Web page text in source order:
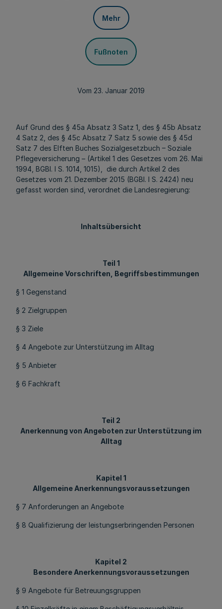
Mehr
Fußnoten
Vom 23. Januar 2019
Auf Grund des § 45a Absatz 3 Satz 1, des § 45b Absatz
4 Satz 2, des § 45c Absatz 7 Satz 5 sowie des § 45d
Satz 7 des Elften Buches Sozialgesetzbuch – Soziale
Pflegeversicherung – (Artikel 1 des Gesetzes vom 26. Mai
1994, BGBl. I S. 1014, 1015), die durch Artikel 2 des
Gesetzes vom 21. Dezember 2015 (BGBl. I S. 2424) neu
gefasst worden sind, verordnet die Landesregierung:
Inhaltsübersicht
Teil 1
Allgemeine Vorschriften, Begriffsbestimmungen
§ 1 Gegenstand
§ 2 Zielgruppen
§ 3 Ziele
§ 4 Angebote zur Unterstützung im Alltag
§ 5 Anbieter
§ 6 Fachkraft
Teil 2
Anerkennung von Angeboten zur Unterstützung im
Alltag
Kapitel 1
Allgemeine Anerkennungsvoraussetzungen
§ 7 Anforderungen an Angebote
§ 8 Qualifizierung der leistungserbringenden Personen
Kapitel 2
Besondere Anerkennungsvoraussetzungen
§ 9 Angebote für Betreuungsgruppen